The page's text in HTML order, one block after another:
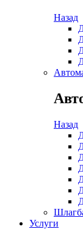
Назад
Назад
Услуги